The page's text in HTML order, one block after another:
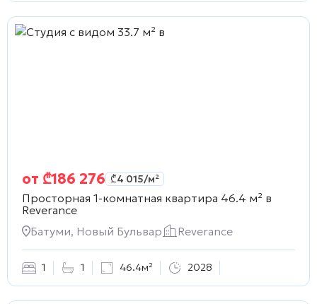
от ₾186 276 ₾4 015/м²
Просторная 1-комнатная квартира 46.4 м² в
Reverance
Батуми, Новый Бульвар
Reverance
1 1 46.4м² 2028